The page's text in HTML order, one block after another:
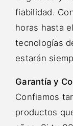
fiabilidad.
horas hasta
tecnologías
estarán
Garantía y
Confiamos
productos